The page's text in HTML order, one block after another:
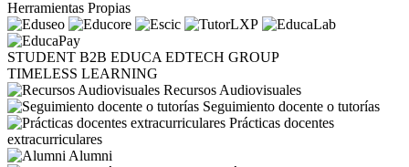
Herramientas Propias
STUDENT B2B EDUCA EDTECH GROUP
TIMELESS LEARNING
Recursos Audiovisuales
Seguimiento docente o tutorías
Prácticas docentes
extracurriculares
Alumni